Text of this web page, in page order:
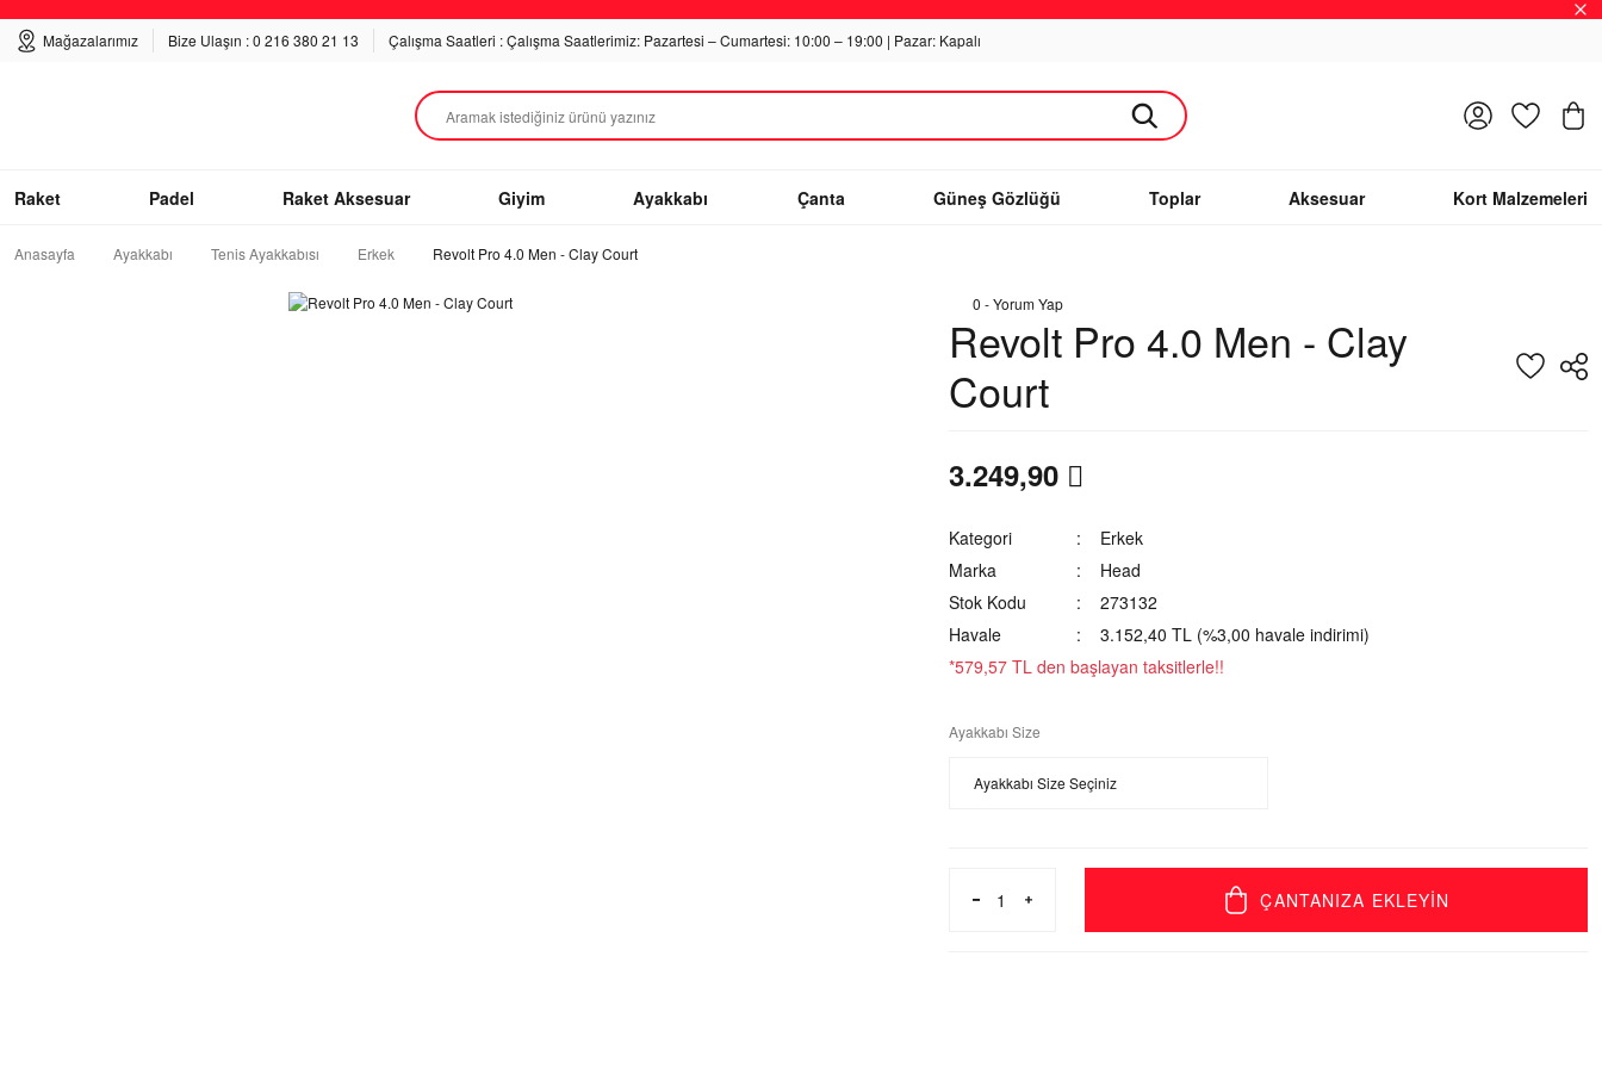
Mağazalarımız Bize Ulaşın : 0 216 380 21 13 Çalışma Saatleri : Çalışma Saatlerimiz: Pazartesi – Cumartesi: 10:00 – 19:00 | Pazar: Kapalı
Giriş Yap
Raket Padel Raket Aksesuar Giyim Ayakkabı Çanta Güneş Gözlüğü Toplar Aksesuar Kort Malzemeleri
Anasayfa Ayakkabı Tenis Ayakkabısı Erkek Revolt Pro 4.0 Men - Clay Court
0 - Yorum Yap
Revolt Pro 4.0 Men - Clay
Court
3.249,90
Kategori
Erkek
Marka
Head
Stok Kodu
273132
Havale
3.152,40 TL (%3,00 havale indirimi)
*579,57 TL den başlayan taksitlerle!!
Ayakkabı Size
ÇANTANIZA EKLEYİN